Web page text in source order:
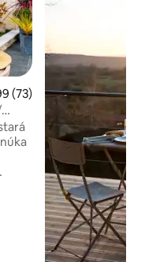
ohodnotenie 4,99
(73)